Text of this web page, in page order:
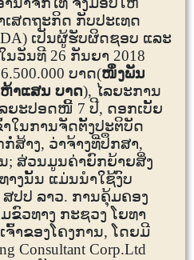
ສດຖະກິດ ກັບປະເທດ
) ເປັນຜູ້ຮັບຜິດຊອບ ແລະ
ນວັນທີ 26 ກັນຍາ 2018
ບາດ(ໜຶ່ງພັນ
າແສນ ບາດ), ໄລຍະການ
ລຍະປອດໜີ້ 7 ປີ, ດອກເບັ້ຍ
າໃນການຈັດຕັ້ງປະຕິບັດ
ສ້າງ, ວ່າຈ້າງທີ່ປຶກສາ,
; ສ່ວນມູນຄ່າຍົກຍ້າຍສິ່ງ
າງນັ້ນ ແມ່ນນໍາໃຊ້ງົບ
ປປ ລາວ. ການຄຸ້ມຄອງ
ຂົວທາງ ກະຊວງ ໂຍທາ
າຂອງໂຄງການ, ໂດຍມີ
Consultant Corp.Ltd